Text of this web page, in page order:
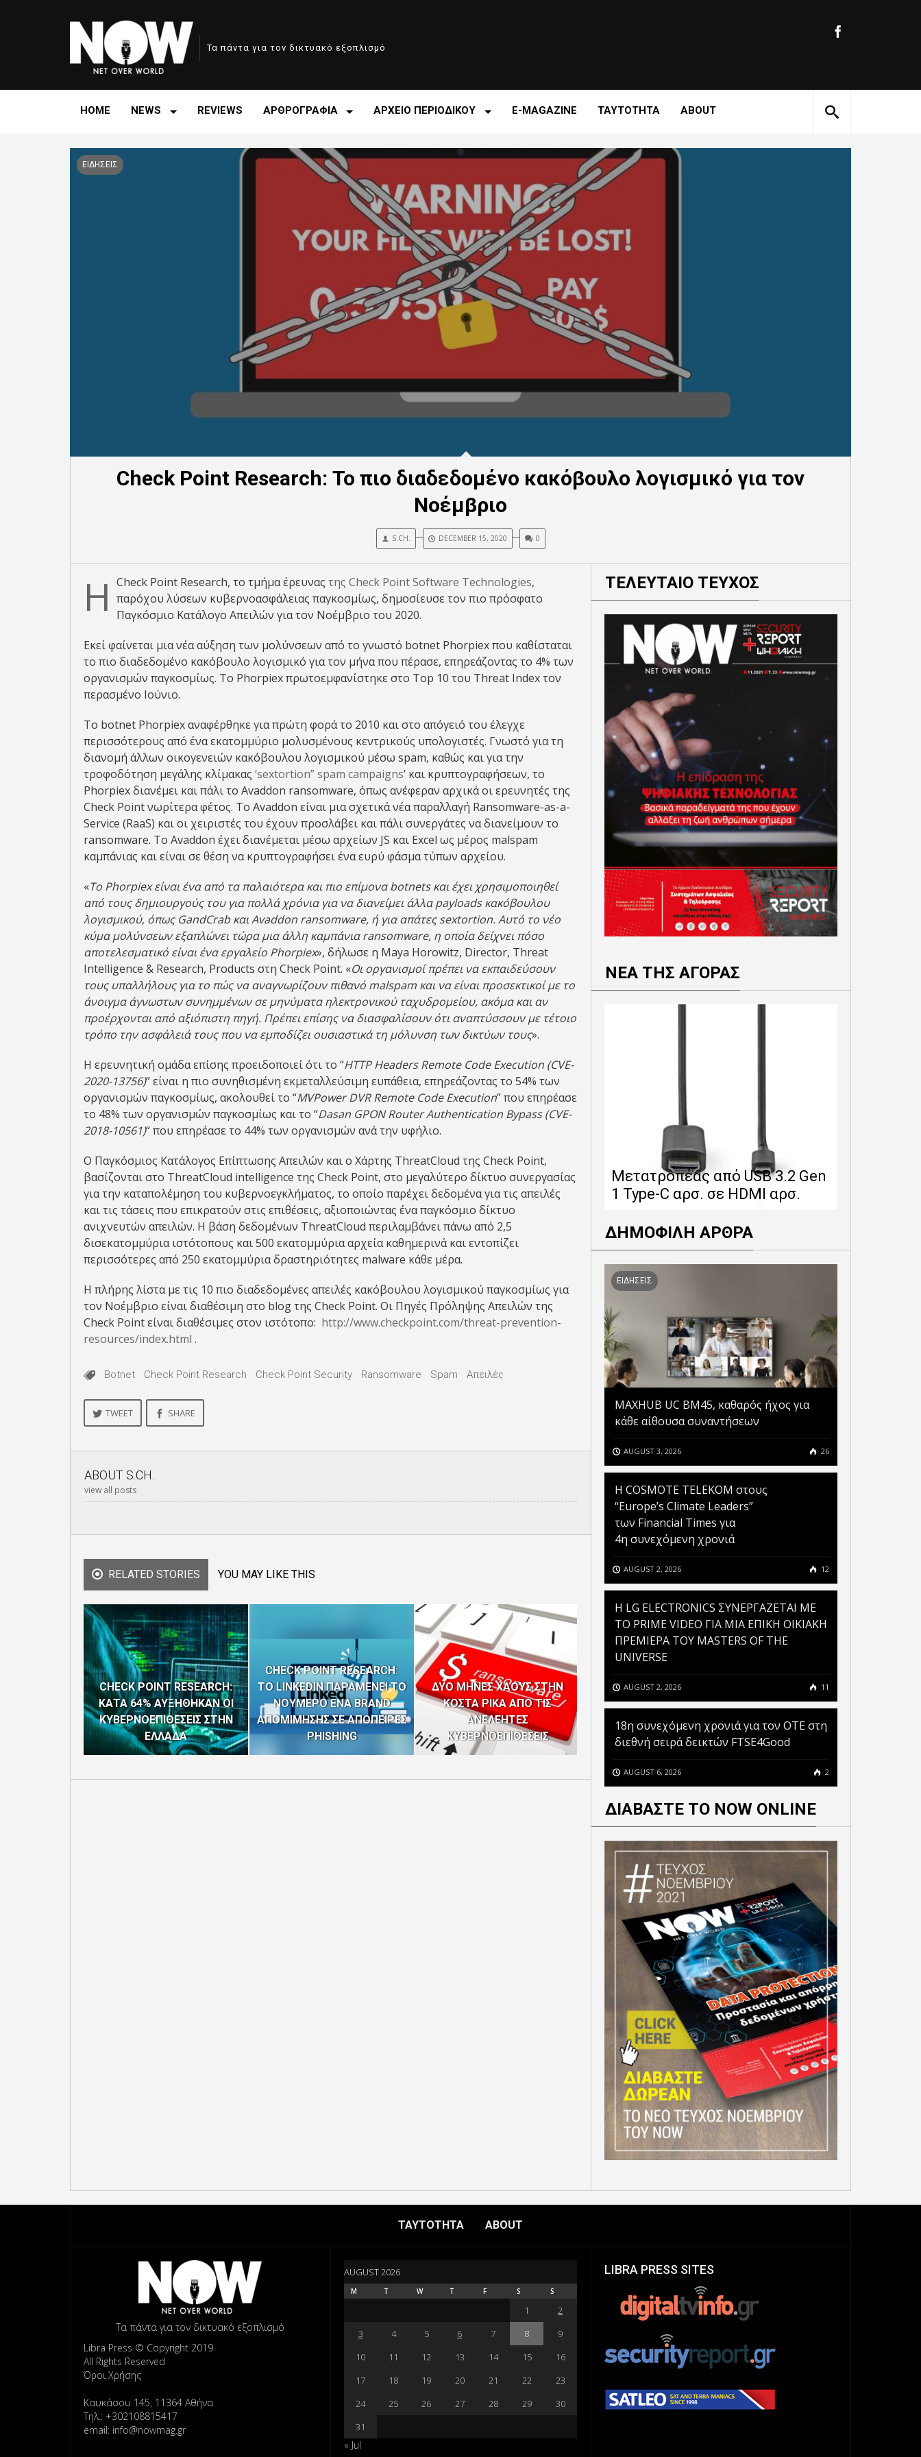
Τα πάντα για τον δικτυακό εξοπλισμό
HOME NEWS REVIEWS ΑΡΘΡΟΓΡΑΦΙΑ ΑΡΧΕΙΟ ΠΕΡΙΟΔΙΚΟΥ E-MAGAZINE ΤΑΥΤΟΤΗΤΑ ABOUT
ΕΙΔΗΣΕΙΣ
Check Point Research: Το πιο διαδεδομένο κακόβουλο λογισμικό για τον
Νοέμβριο
S.CH. DECEMBER 15, 2020 0
Η Check Point Research, το τμήμα έρευνας της Check Point Software Technologies,
παρόχου λύσεων κυβερνοασφάλειας παγκοσμίως, δημοσίευσε τον πιο πρόσφατο
Παγκόσμιο Κατάλογο Απειλών για τον Νοέμβριο του 2020.
Εκεί φαίνεται μια νέα αύξηση των μολύνσεων από το γνωστό botnet Phorpiex που καθίσταται
το πιο διαδεδομένο κακόβουλο λογισμικό για τον μήνα που πέρασε, επηρεάζοντας το 4% των
οργανισμών παγκοσμίως. Το Phorpiex πρωτοεμφανίστηκε στο Top 10 του Threat Index τον
περασμένο Ιούνιο.
Το botnet Phorpiex αναφέρθηκε για πρώτη φορά το 2010 και στο απόγειό του έλεγχε
περισσότερους από ένα εκατομμύριο μολυσμένους κεντρικούς υπολογιστές. Γνωστό για τη
διανομή άλλων οικογενειών κακόβουλου λογισμικού μέσω spam, καθώς και για την
τροφοδότηση μεγάλης κλίμακας ‘sextortion” spam campaigns’ και κρυπτογραφήσεων, το
Phorpiex διανέμει και πάλι το Avaddon ransomware, όπως ανέφεραν αρχικά οι ερευνητές της
Check Point νωρίτερα φέτος. Το Avaddon είναι μια σχετικά νέα παραλλαγή Ransomware-as-a-
Service (RaaS) και οι χειριστές του έχουν προσλάβει και πάλι συνεργάτες να διανείμουν το
ransomware. Το Avaddon έχει διανέμεται μέσω αρχείων JS και Excel ως μέρος malspam
καμπάνιας και είναι σε θέση να κρυπτογραφήσει ένα ευρύ φάσμα τύπων αρχείου.
«Το Phorpiexείναι ένα από τα παλαιότερα και πιο επίμονα botnets και έχει χρησιμοποιηθεί
από τους δημιουργούς του για πολλά χρόνια για να διανείμει άλλα payloads κακόβουλου
λογισμικού, όπως GandCrabκαιAvaddon ransomware, ή για απάτες sextortion. Αυτό το νέο
κύμα μολύνσεων εξαπλώνει τώρα μια άλλη καμπάνια ransomware, η οποία δείχνει πόσο
αποτελεσματικό είναι ένα εργαλείο Phorpiex», δήλωσε η Maya Horowitz, Director, Threat
Intelligence & Research, Products στη Check Point. «Οι οργανισμοί πρέπει να εκπαιδεύσουν
τους υπαλλήλους για το πώς να αναγνωρίζουν πιθανό malspam και να είναι προσεκτικοί με το
άνοιγμα άγνωστων συνημμένων σε μηνύματα ηλεκτρονικού ταχυδρομείου, ακόμα και αν
προέρχονται από αξιόπιστη πηγή. Πρέπει επίσης να διασφαλίσουν ότι αναπτύσσουν με τέτοιο
τρόπο την ασφάλειά τους που να εμποδίζει ουσιαστικά τη μόλυνση των δικτύων τους».
Η ερευνητική ομάδα επίσης προειδοποιεί ότι το “HTTP Headers Remote Code Execution (CVE-
2020-13756)” είναι η πιο συνηθισμένη εκμεταλλεύσιμη ευπάθεια, επηρεάζοντας το 54% των
οργανισμών παγκοσμίως, ακολουθεί το “MVPower DVR Remote Code Execution” που επηρέασε
το 48% των οργανισμών παγκοσμίως και το “Dasan GPON Router Authentication Bypass (CVE-
2018-10561)“ που επηρέασε το 44% των οργανισμών ανά την υφήλιο.
Ο Παγκόσμιος Κατάλογος Επίπτωσης Απειλών και ο Χάρτης ThreatCloud της Check Point,
βασίζονται στο ThreatCloud intelligence της Check Point, στο μεγαλύτερο δίκτυο συνεργασίας
για την καταπολέμηση του κυβερνοεγκλήματος, το οποίο παρέχει δεδομένα για τις απειλές
και τις τάσεις που επικρατούν στις επιθέσεις, αξιοποιώντας ένα παγκόσμιο δίκτυο
ανιχνευτών απειλών. Η βάση δεδομένων ThreatCloud περιλαμβάνει πάνω από 2,5
δισεκατομμύρια ιστότοπους και 500 εκατομμύρια αρχεία καθημερινά και εντοπίζει
περισσότερες από 250 εκατομμύρια δραστηριότητες malware κάθε μέρα.
Η πλήρης λίστα με τις 10 πιο διαδεδομένες απειλές κακόβουλου λογισμικού παγκοσμίως για
τον Νοέμβριο είναι διαθέσιμη στο blog της Check Point. Οι Πηγές Πρόληψης Απειλών της
Check Point είναι διαθέσιμες στον ιστότοπο: http://www.checkpoint.com/threat-prevention-
resources/index.html .
Botnet Check Point Research Check Point Security Ransomware Spam Απειλές
TWEET SHARE
ABOUT S.CH.
view all posts
RELATED STORIES YOU MAY LIKE THIS
CHECK POINT RESEARCH:
ΚΑΤΑ 64% ΑΥΞΗΘΗΚΑΝ ΟΙ
ΚΥΒΕΡΝΟΕΠΙΘΕΣΕΙΣ ΣΤΗΝ
ΕΛΛΑΔΑ
CHECK POINT RESEARCH:
ΤΟ LINKEDIN ΠΑΡΑΜΕΝΕΙ ΤΟ
ΝΟΥΜΕΡΟ ΕΝΑ BRAND
ΑΠΟΜΙΜΗΣΗΣ ΣΕ ΑΠΟΠΕΙΡΕΣ
PHISHING
ΔΥΟ ΜΗΝΕΣ ΧΑΟΥΣ ΣΤΗΝ
ΚΟΣΤΑ ΡΙΚΑ ΑΠΟ ΤΙΣ
ΑΝΕΛΕΗΤΕΣ
ΚΥΒΕΡΝΟΕΠΙΘΕΣΕΙΣ
Η CHECK POINT ΕΙΝΑΙ
ΕΤΟΙΜΗ ΓΙΑ ΤΟ CYBER
LEADERS SUMMIT GREECE
ΔΑΠΑΝΟΥΝ ΠΕΡΙΠΟΥ 2
ΕΡΓΑΣΙΜΕΣ ΗΜΕΡΕΣ ΕΤΗΣΙΩΣ
ΤΑΚΤΟΠΟΙΩΝΤΑΣ ΤΑ SPAM
EMAIL ΤΟΥΣ
ΤΕΛΕΥΤΑΙΟ ΤΕΥΧΟΣ
ΝΕΑ ΤΗΣ ΑΓΟΡΑΣ
Μετατροπέας από USB 3.2 Gen
1 Type-C αρσ. σε HDMI αρσ.
ΔΗΜΟΦΙΛΗ ΑΡΘΡΑ
ΕΙΔΗΣΕΙΣ
MAXHUB UC BM45, καθαρός ήχος για
κάθε αίθουσα συναντήσεων
AUGUST 3, 2026 26
Η COSMOTE TELEKOM στους
“Europe’s Climate Leaders”
των Financial Times για
4η συνεχόμενη χρονιά
AUGUST 2, 2026 12
H LG ELECTRONICS ΣΥΝΕΡΓΑΖΕΤΑΙ ΜΕ
ΤΟ PRIME VIDEO ΓΙΑ ΜΙΑ ΕΠΙΚΗ ΟΙΚΙΑΚΗ
ΠΡΕΜΙΕΡΑ ΤΟΥ MASTERS OF THE
UNIVERSE
AUGUST 2, 2026 11
18η συνεχόμενη χρονιά για τον ΟΤΕ στη
διεθνή σειρά δεικτών FTSE4Good
AUGUST 6, 2026 2
ΔΙΑΒΑΣΤΕ ΤΟ NOW ONLINE
ΤΑΥΤΟΤΗΤΑ ABOUT
Τα πάντα για τον δικτυακό εξοπλισμό
Libra Press © Copyright 2019
All Rights Reserved
Όροι Χρήσης
Καυκάσου 145, 11364 Αθήνα
Τηλ.: +302108815417
email: info@nowmag.gr
AUGUST 2026
M T W T F S S
1
2
3
4 5 6 7 8
9
10
11 12 13 14 15
16
17
18 19 20 21 22
23
24
25 26 27 28 29
30
31
« Jul
LIBRA PRESS SITES